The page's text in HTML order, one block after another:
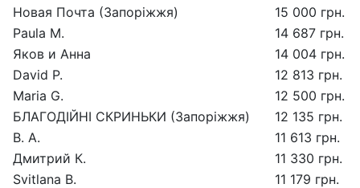
Новая Почта (Запоріжжя)
15 000 грн.
Paula M.
14 687 грн.
Яков и Анна
14 004 грн.
David P.
12 813 грн.
Maria G.
12 500 грн.
БЛАГОДІЙНІ СКРИНЬКИ (Запоріжжя)
12 135 грн.
В. А.
11 613 грн.
Дмитрий К.
11 330 грн.
Svitlana B.
11 179 грн.